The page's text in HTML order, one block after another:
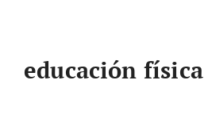
educación física